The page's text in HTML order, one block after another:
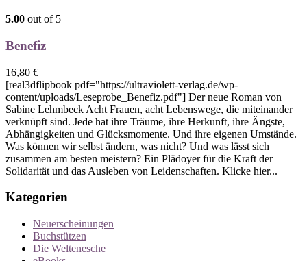
5.00 out of 5
Benefiz
16,80 €
[real3dflipbook pdf="https://ultraviolett-verlag.de/wp-
content/uploads/Leseprobe_Benefiz.pdf"] Der neue Roman von
Sabine Lehmbeck Acht Frauen, acht Lebenswege, die miteinander
verknüpft sind. Jede hat ihre Träume, ihre Herkunft, ihre Ängste,
Abhängigkeiten und Glücksmomente. Und ihre eigenen Umstände.
Was können wir selbst ändern, was nicht? Und was lässt sich
zusammen am besten meistern? Ein Plädoyer für die Kraft der
Solidarität und das Ausleben von Leidenschaften. Klicke hier...
Kategorien
Neuerscheinungen
Buchstützen
Die Weltenesche